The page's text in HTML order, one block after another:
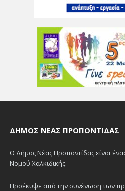
ΔΉΜΟΣ ΝΈΑΣ ΠΡΟΠΟΝΤΊΔΑΣ
Ο Δήμος Νέας Προποντίδας είναι
Νομού Χαλκιδικής.
Προέκυψε από την συνένωση των